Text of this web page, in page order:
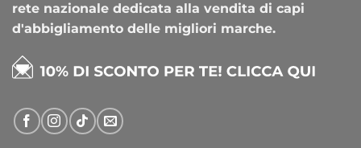
rete nazionale dedicata alla vendita di capi
d'abbigliamento delle migliori marche.